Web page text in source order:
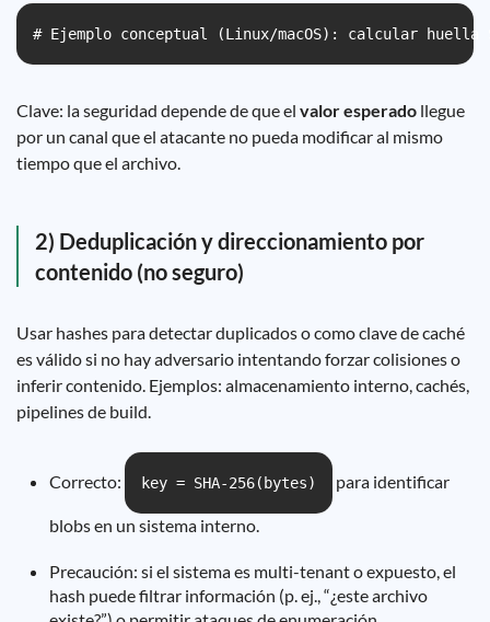
# Ejemplo conceptual (Linux/macOS): calcular huella
Clave: la seguridad depende de que el valor esperado llegue
por un canal que el atacante no pueda modificar al mismo
tiempo que el archivo.
2) Deduplicación y direccionamiento por
contenido (no seguro)
Usar hashes para detectar duplicados o como clave de caché
es válido si no hay adversario intentando forzar colisiones o
inferir contenido. Ejemplos: almacenamiento interno, cachés,
pipelines de build.
Correcto: key = SHA-256(bytes) para identificar
blobs en un sistema interno.
Precaución: si el sistema es multi-tenant o expuesto, el
hash puede filtrar información (p. ej., “¿este archivo